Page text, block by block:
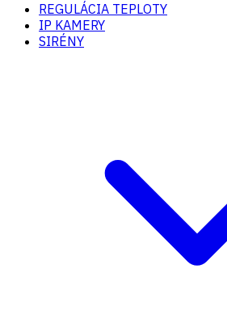
REGULÁCIA TEPLOTY
IP KAMERY
SIRÉNY